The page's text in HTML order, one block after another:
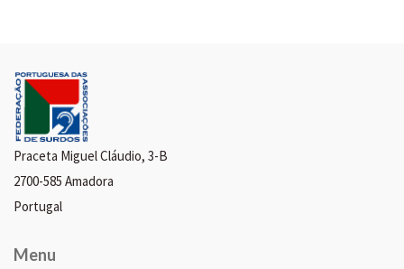
Praceta Miguel Cláudio, 3-B
2700-585 Amadora
Portugal
Menu